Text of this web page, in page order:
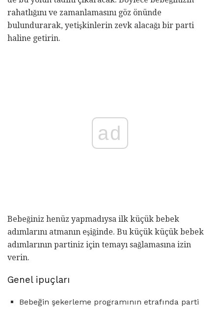
rahatlığını ve zamanlamasını göz önünde
bulundurarak, yetişkinlerin zevk alacağı bir parti
haline getirin.
ad
Bebeğiniz henüz yapmadıysa ilk küçük bebek
adımlarını atmanın eşiğinde. Bu küçük küçük bebek
adımlarının partiniz için temayı sağlamasına izin
verin.
Genel ipuçları
Bebeğin şekerleme programının etrafında parti